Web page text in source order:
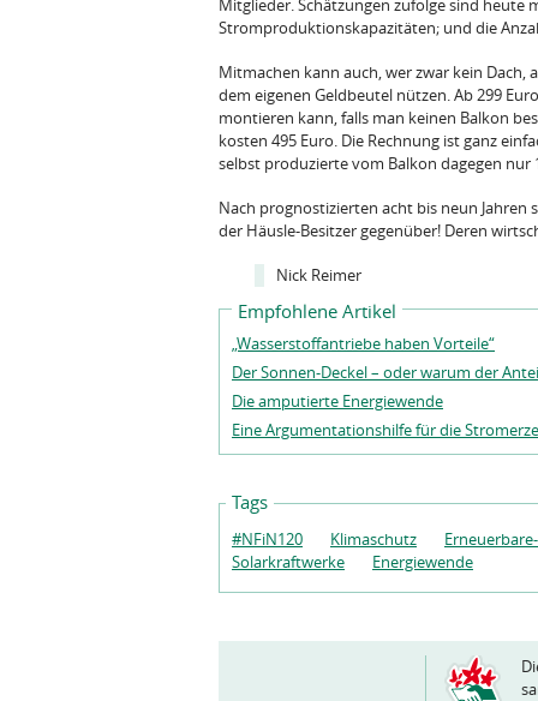
Mitglieder. Schätzungen zufolge sind heute
Stromproduktionskapazitäten; und die
Mitmachen kann auch, wer zwar kein
dem eigenen Geldbeutel nützen. Ab 299
montieren kann, falls man keinen Balkon
kosten 495 Euro. Die Rechnung ist ganz
selbst produzierte vom Balkon dagegen nur
Nach prognostizierten acht bis neun Jahren
der Häusle-Besitzer gegenüber! Deren
Nick Reimer
Empfohlene Artikel
„Wasserstoffantriebe haben Vorteile“
Der Sonnen-Deckel – oder warum der
Die amputierte Energiewende
Eine Argumentationshilfe für die
Tags
#NFiN120 Klimaschutz
Solarkraftwerke
Energiewende